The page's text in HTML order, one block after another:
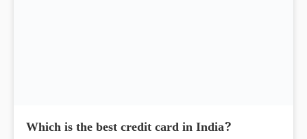
Which is the best credit card in India?